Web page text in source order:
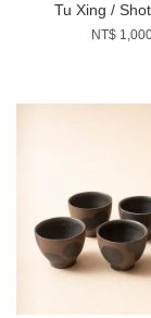
Tu Xing /
NT$